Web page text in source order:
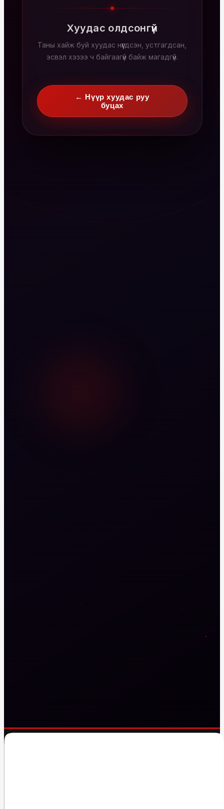
Хуудас олдсонгүй
Таны хайж буй хуудас нүүгдсэн, устгагдсан,
эсвэл хэзээ ч байгаагүй байж магадгүй.
← Нүүр хуудас руу
буцах